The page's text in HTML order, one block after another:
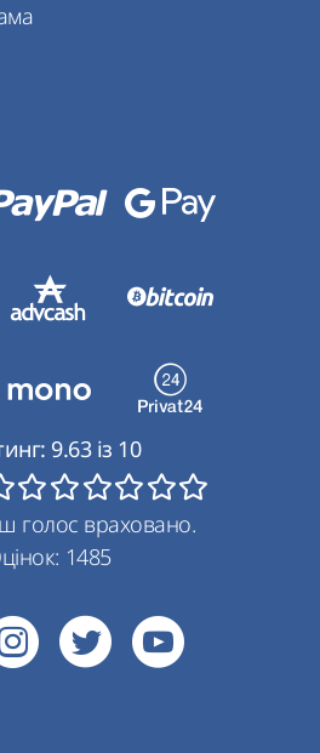
9.63із 10
голос враховано.
1485